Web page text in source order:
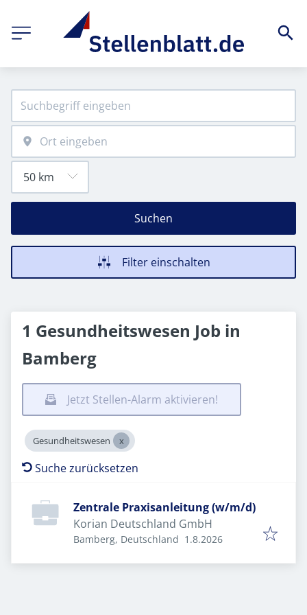
Suchen
Filter einschalten
1 Gesundheitswesen Job in
Bamberg
Jetzt Stellen-Alarm aktivieren!
Gesundheitswesen
Suche zurücksetzen
Zentrale Praxisanleitung (w/m/d)
Korian Deutschland GmbH
Bamberg, Deutschland Veröffentlicht
1.8.2026